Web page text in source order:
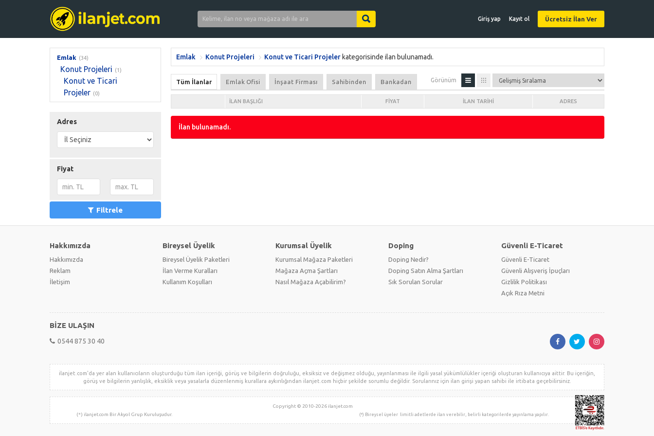
Giriş yap Kayıt ol Ücretsiz İlan Ver
Emlak (34)
Konut Projeleri (1)
Konut ve Ticari
Projeler (0)
Adres
Fiyat
Filtrele
Emlak Konut Projeleri Konut ve Ticari Projeler kategorisinde ilan bulunamadı.
Tüm İlanlar Emlak Ofisi İnşaat Firması Sahibinden Bankadan Görünüm
İLAN BAŞLIĞI FIYAT İLAN TARIHI ADRES
İlan bulunamadı.
Hakkımızda
Hakkımızda
Reklam
İletişim
Bireysel Üyelik
Bireysel Üyelik Paketleri
İlan Verme Kuralları
Kullanım Koşulları
Kurumsal Üyelik
Kurumsal Mağaza Paketleri
Mağaza Açma Şartları
Nasıl Mağaza Açabilirim?
Doping
Doping Nedir?
Doping Satın Alma Şartları
Sık Sorulan Sorular
Güvenli E-Ticaret
Güvenli E-Ticaret
Güvenli Alışveriş İpuçları
Gizlilik Politikası
Açık Rıza Metni
BİZE ULAŞIN
0544 875 30 40
ilanjet.com'da yer alan kullanıcıların oluşturduğu tüm ilan içeriği, görüş ve bilgilerin doğruluğu, eksiksiz ve değişmez olduğu, yayınlanması ile ilgili yasal yükümlülükler içeriği oluşturan kullanıcıya aittir. Bu içeriğin,
görüş ve bilgilerin yanlışlık, eksiklik veya yasalarla düzenlenmiş kurallara aykırılığından ilanjet.com hiçbir şekilde sorumlu değildir. Sorularınız için ilan girişi yapan sahibi ile irtibata geçebilirsiniz.
Copyright © 2010-2026 ilanjet.com
(*) ilanjet.com Bir Akyol Grup Kuruluşudur.
(*) Bireysel üyeler limitli adetlerde ilan verebilir, belirli kategorilerde yayınlama yapılır.